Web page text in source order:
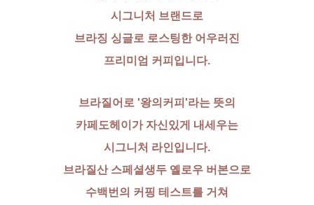
시그니처 브랜드로
브라징 싱글로 로스팅한 어우러진
프리미엄 커피입니다.
브라질어로 '왕의커피'라는 뜻의
카페도헤이가 자신있게 내세우는
시그니처 라인입니다.
브라질산 스페셜생두 옐로우 버본으로
수백번의 커핑 테스트를 거쳐